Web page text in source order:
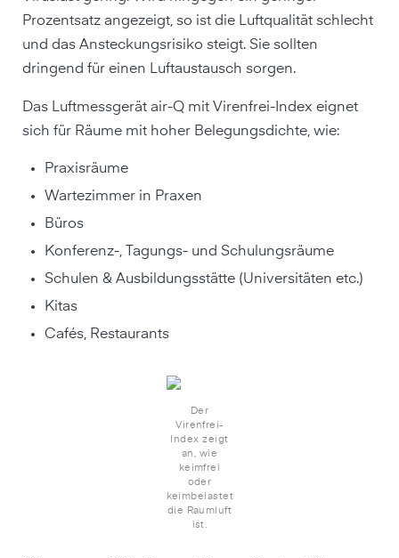
Prozentsatz angezeigt, so ist die Luftqualität schlecht
und das Ansteckungsrisiko steigt. Sie sollten
dringend für einen Luftaustausch sorgen.
Das Luftmessgerät air-Q mit Virenfrei-Index eignet
sich für Räume mit hoher Belegungsdichte, wie:
Praxisräume
Wartezimmer in Praxen
Büros
Konferenz-, Tagungs- und Schulungsräume
Schulen & Ausbildungsstätte (Universitäten etc.)
Kitas
Cafés, Restaurants
Der
Virenfrei-
Index zeigt
an, wie
keimfrei
oder
keimbelastet
die Raumluft
ist.